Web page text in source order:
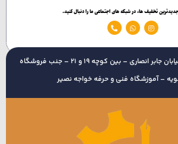
جدیدترین تخفیف ها، در شبکه های اجتماعی ما را دنبال کنید.
🌎ادرس ما: اصفهان- خیابان جابر انصاری – بین کوچه 19 و 21 – جنب فروشگاه
– آموزشگاه فنی و حرفه خواجه نصیر